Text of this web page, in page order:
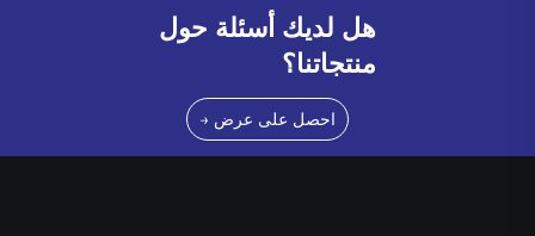
هل لديك أسئلة حول
منتجاتنا؟
احصل على عرض →